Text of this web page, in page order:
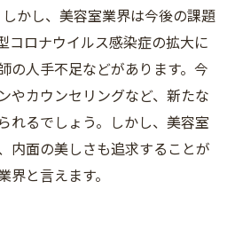
かし、美容室業界は今後の課題
コロナウイルス感染症の拡大に
の人手不足などがあります。今
やカウンセリングなど、新たな
れるでしょう。しかし、美容室
内面の美しさも追求することが
と言えます。